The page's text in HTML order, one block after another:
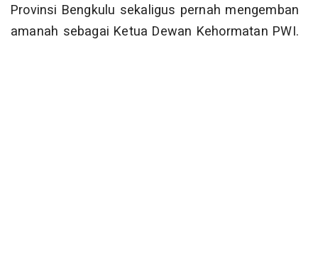
Provinsi Bengkulu sekaligus pernah mengemban
amanah sebagai Ketua Dewan Kehormatan PWI.